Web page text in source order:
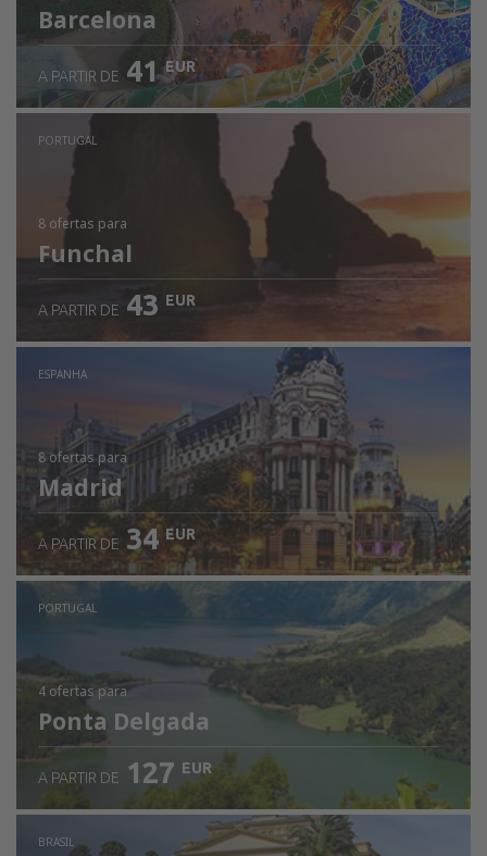
Barcelona
A PARTIR DE 41 EUR
PORTUGAL
8 ofertas para
Funchal
A PARTIR DE 43 EUR
ESPANHA
8 ofertas para
Madrid
A PARTIR DE 34 EUR
PORTUGAL
4 ofertas para
Ponta Delgada
A PARTIR DE 127 EUR
BRASIL